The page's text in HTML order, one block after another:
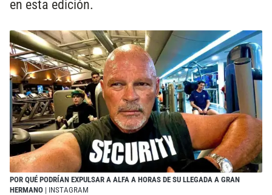
en esta edición.
POR QUÉ PODRÍAN EXPULSAR A ALFA A HORAS DE SU LLEGADA A GRAN
HERMANO | INSTAGRAM